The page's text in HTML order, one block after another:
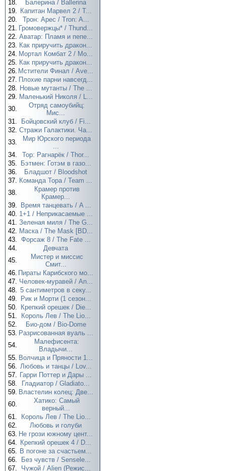
18.
Балерина / Ballerina
19. Капитан Марвел 2 / T...
20.
Трон: Арес / Tron: A...
21. Громовержцы* / Thund...
22. Аватар: Пламя и пепе...
23. Как приручить дракон...
24. Мортал Комбат 2 / Mo...
25. Как приручить дракон...
26. Мстители Финал / Ave...
27. Плохие парни навсегд...
28. Новые мутанты / The ...
29. Маленький Николя / L...
30.
Отряд самоубийц:
Мис...
31.
Бойцовский клуб / Fi...
32. Стражи Галактики. Ча...
33.
Мир Юрского периода
...
34.
Тор: Рагнарёк / Thor...
35.
Бэтмен: Готэм в газо...
36.
Бладшот / Bloodshot
37. Команда Тора / Team ...
38.
Крамер против
Крамер...
39.
Время танцевать / A ...
40. 1+1 / Неприкасаемые ...
41. Зеленая миля / The G...
42. Маска / The Mask [BD...
43. Форсаж 8 / The Fate ...
44.
Девчата
45.
Мистер и миссис
Смит...
46. Пираты Карибского мо...
47. Человек-муравей / An...
48. 5 сантиметров в секу...
49.
Рик и Морти (1 сезон...
50.
Крепкий орешек / Die...
51.
Король Лев / The Lio...
52.
Био-дом / Bio-Dome
53. Разрисованная вуаль ...
54.
Малефисента:
Владычи...
55. Волчица и Пряности 1...
56. Любовь и танцы / Lov...
57. Гарри Поттер и Дары ...
58.
Гладиатор / Gladiato...
59. Властелин колец: Две...
60.
Хатико: Самый
верный...
61.
Король Лев / The Lio...
62.
Любовь и голуби
63. Не грози южному цент...
64. Крепкий орешек 4 / D...
65. В погоне за счастьем...
66.
Без чувств / Sensele...
67.
Чужой / Alien (Режис...